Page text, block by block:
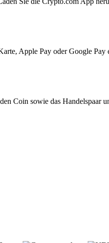
Apple Pay oder Google
Coin sowie das Handelspaar